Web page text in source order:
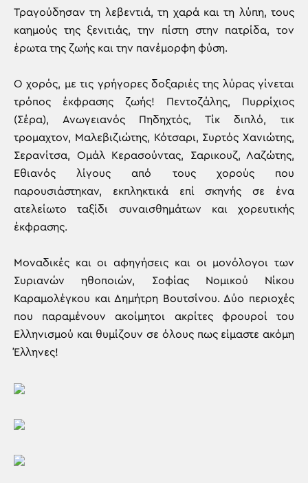
Τραγούδησαν τη λεβεντιά, τη χαρά και τη λύπη, τους
καημούς της ξενιτιάς, την πίστη στην πατρίδα, τον
έρωτα της ζωής και την πανέμορφη φύση.
Ο χορός, με τις γρήγορες δοξαριές της λύρας γίνεται
τρόπος έκφρασης ζωής! Πεντοζάλης, Πυρρίχιος
(Σέρα), Ανωγειανός Πηδηχτός, Τίκ διπλό, τικ
τρομαχτον, Μαλεβιζιώτης, Κότσαρι, Συρτός Χανιώτης,
Σερανίτσα, Ομάλ Κερασούντας, Σαρικουζ, Λαζώτης,
Εθιανός λίγους από τους χορούς που
παρουσιάστηκαν, εκπληκτικά επί σκηνής σε ένα
ατελείωτο ταξίδι συναισθημάτων και χορευτικής
έκφρασης.
Μοναδικές και οι αφηγήσεις και οι μονόλογοι των
Συριανών ηθοποιών, Σοφίας Νομικού Νίκου
Καραμολέγκου και Δημήτρη Βουτσίνου. Δύο περιοχές
που παραμένουν ακοίμητοι ακρίτες φρουροί του
Ελληνισμού και θυμίζουν σε όλους πως είμαστε ακόμη
Έλληνες!